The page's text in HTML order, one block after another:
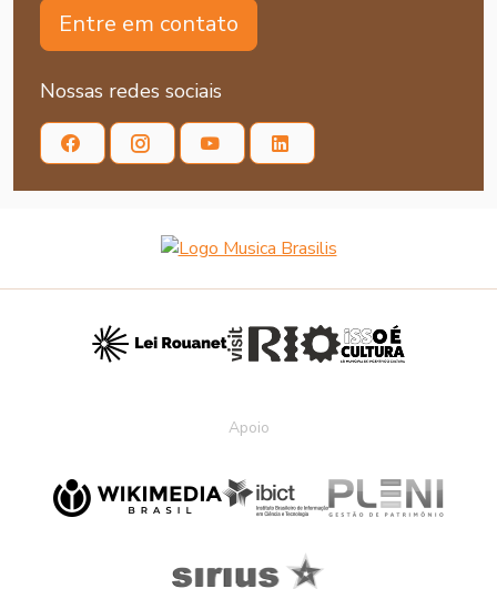
Entre em contato
Nossas redes sociais
Apoio